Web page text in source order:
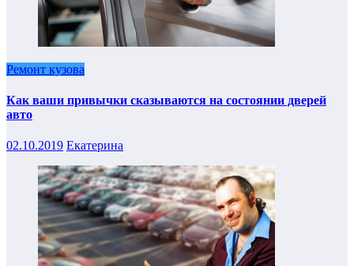
Ремонт кузова
Как ваши привычки сказываются на состоянии дверей
авто
02.10.2019 Екатерина